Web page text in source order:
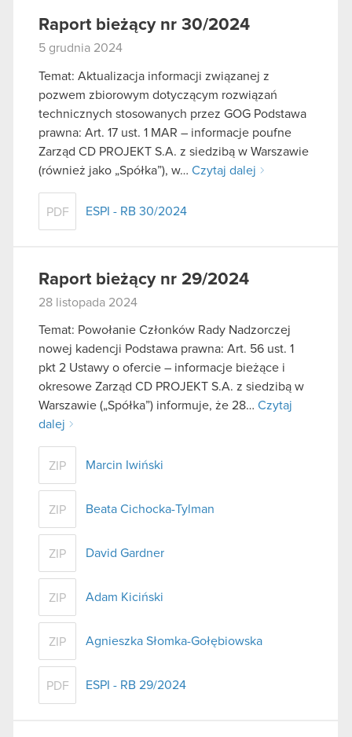
Raport bieżący nr 30/2024
5 grudnia 2024
Temat: Aktualizacja informacji związanej z
pozwem zbiorowym dotyczącym rozwiązań
technicznych stosowanych przez GOG Podstawa
prawna: Art. 17 ust. 1 MAR – informacje poufne
Zarząd CD PROJEKT S.A. z siedzibą w Warszawie
(również jako „Spółka”), w… Czytaj dalej
PDF ESPI - RB 30/2024
Raport bieżący nr 29/2024
28 listopada 2024
Temat: Powołanie Członków Rady Nadzorczej
nowej kadencji Podstawa prawna: Art. 56 ust. 1
pkt 2 Ustawy o ofercie – informacje bieżące i
okresowe Zarząd CD PROJEKT S.A. z siedzibą w
Warszawie („Spółka”) informuje, że 28… Czytaj
dalej
ZIP Marcin Iwiński
ZIP Beata Cichocka-Tylman
ZIP David Gardner
ZIP Adam Kiciński
ZIP Agnieszka Słomka-Gołębiowska
PDF ESPI - RB 29/2024